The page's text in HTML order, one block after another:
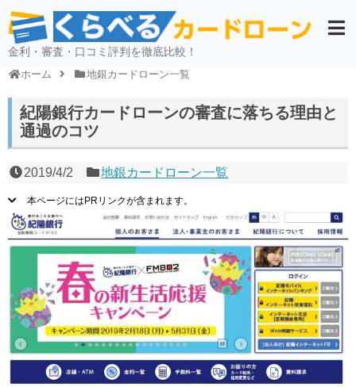
金利・審査・口コミ評判を徹底比較！
ホーム 地銀カードローン一覧
紀陽銀行カードローンの審査に落ちる理由と
通過のコツ
2019/4/2 地銀カードローン一覧
本ページにはPRリンクが含まれます。